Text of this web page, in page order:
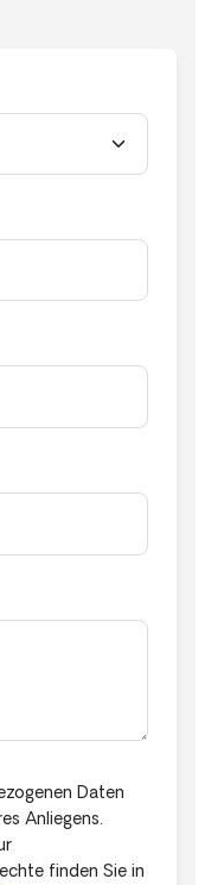
Daten
Anliegens.
finden Sie in